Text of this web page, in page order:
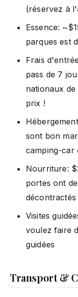
(réservez à
Essence:
parques est
Frais
pass de 7
nationaux
prix !
sont bon
camping-car
Nourriture:
portes ont
Visites
voulez faire
guidées
Transport &